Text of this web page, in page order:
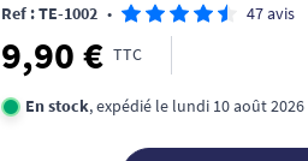
Ref : TE-1002 • 47 avis
9,90 € TTC
En stock, expédié le lundi 10 août 2026